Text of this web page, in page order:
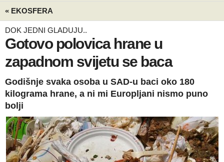
« EKOSFERA
DOK JEDNI GLADUJU..
Gotovo polovica hrane u
zapadnom svijetu se baca
Godišnje svaka osoba u SAD-u baci oko 180
kilograma hrane, a ni mi Europljani nismo puno
bolji